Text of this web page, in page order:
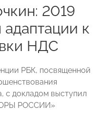
2019
адаптации к
НДС
РБК, посвященной
с докладом выступил
РОССИИ»